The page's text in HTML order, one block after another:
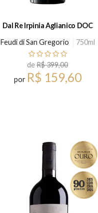
Dal Re Irpinia Aglianico DOC
Feudi di San Gregorio
750ml
deR$ 399,00
por R$ 159,60